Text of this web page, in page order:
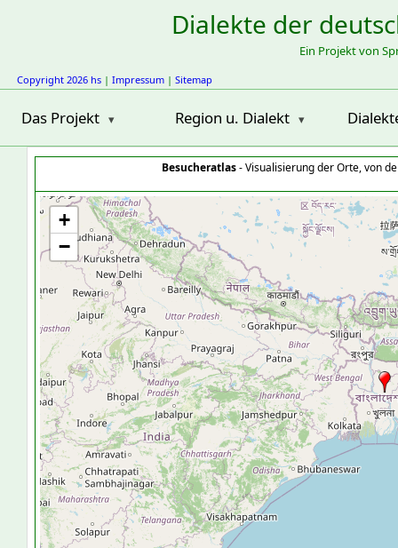
Dialekte der
Ein Projekt von
Copyright 2026 hs | Impressum | Sitemap
Das Projekt Region u. Dialekt
Besucheratlas- Visualisierung der Orte, von
+
−